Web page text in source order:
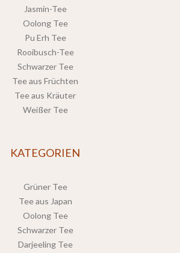
Jasmin-Tee
Oolong Tee
Pu Erh Tee
Rooibusch-Tee
Schwarzer Tee
Tee aus Früchten
Tee aus Kräuter
Weißer Tee
KATEGORIEN
Grüner Tee
Tee aus Japan
Oolong Tee
Schwarzer Tee
Darjeeling Tee